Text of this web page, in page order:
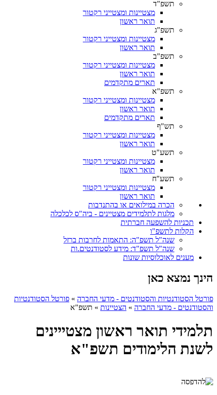
תשפ"ד
מצטיינות ומצטייני רקטור
תואר ראשון
תשפ"ג
מצטיינות ומצטייני רקטור
תואר ראשון
תשפ"ב
מצטיינות ומצטייני רקטור
תואר ראשון
תארים מתקדמים
תשפ"א
מצטיינות ומצטייני רקטור
תואר ראשון
תארים מתקדמים
תש"ף
מצטיינות ומצטייני רקטור
תואר ראשון
תשע"ט
מצטיינות ומצטייני רקטור
תואר ראשון
תשע"ח
מצטיינות ומצטייני רקטור
תואר ראשון
הכרה במילואים או בהתנדבות
מלגות לתלמידים מצטיינים - ביה"ס לכלכלה
תכניות להשפעה חברתית
הקלות לתשפ"ו
שנה"ל תשפ"ה: התאמות לחרבות ברזל
שנה"ל תשפ"ד: מידע לסטודנטים.ות
מענים לאוכלוסיות שונות
הינך נמצא כאן
פורטל הסטודנטיות והסטודנטים - מדעי החברה » פורטל הסטודנטיות
והסטודנטים - מדעי החברה » הצטיינות » תשפ"א
תלמידי תואר ראשון מצטייינים
לשנת הלימודים תשפ"א